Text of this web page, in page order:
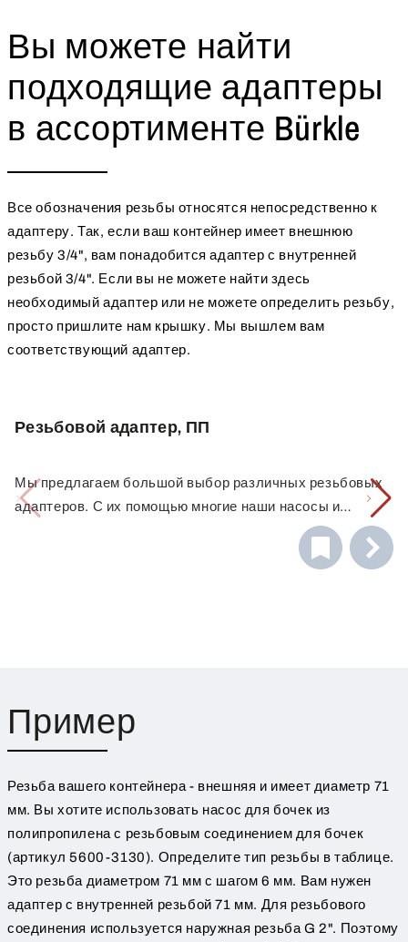
Вы можете найти
подходящие адаптеры
в ассортименте Bürkle
Все обозначения резьбы относятся непосредственно к
адаптеру. Так, если ваш контейнер имеет внешнюю
резьбу 3/4", вам понадобится адаптер с внутренней
резьбой 3/4". Если вы не можете найти здесь
необходимый адаптер или не можете определить резьбу,
просто пришлите нам крышку. Мы вышлем вам
соответствующий адаптер.
Резьбовой адаптер, ПП
Мы предлагаем большой выбор различных резьбовых
адаптеров. С их помощью многие наши насосы и
спускные краны надежно соединяются с различными
ёмкостями. С помощью комбинации различных
Пример
Резьба вашего контейнера - внешняя и имеет диаметр 71
мм. Вы хотите использовать насос для бочек из
полипропилена с резьбовым соединением для бочек
(артикул 5600-3130). Определите тип резьбы в таблице.
Это резьба диаметром 71 мм с шагом 6 мм. Вам нужен
адаптер с внутренней резьбой 71 мм. Для резьбового
соединения используется наружная резьба G 2". Поэтому